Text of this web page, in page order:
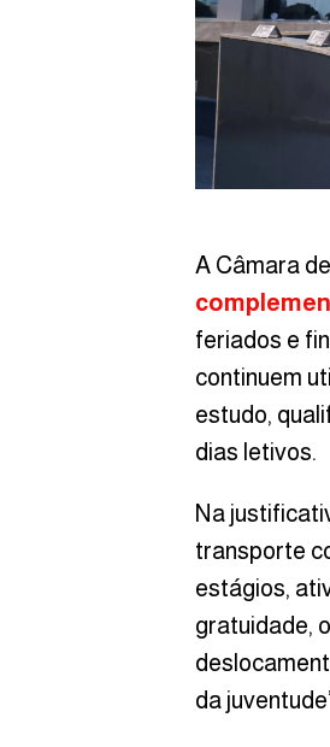
A Câmara
feriados e
continuem
estudo,
dias letivos.
Na
transporte
estágios,
gratuidade,
da